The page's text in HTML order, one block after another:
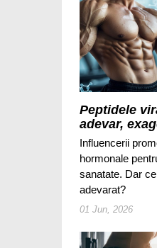
Peptidele
adevar,
Influencerii
hormonale
sanatate. Dar
adevarat?
01 Jun, 2026